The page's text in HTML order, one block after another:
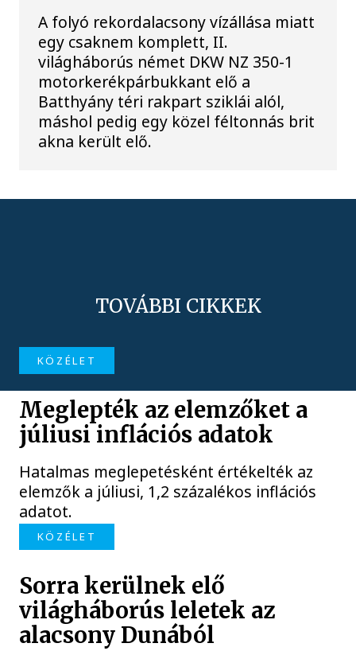
A folyó rekordalacsony vízállása miatt
egy csaknem komplett, II.
világháborús német DKW NZ 350-1
motorkerékpárbukkant elő a
Batthyány téri rakpart sziklái alól,
máshol pedig egy közel féltonnás brit
akna került elő.
TOVÁBBI CIKKEK
KÖZÉLET
Meglepték az elemzőket a
júliusi inflációs adatok
Hatalmas meglepetésként értékelték az
elemzők a júliusi, 1,2 százalékos inflációs
adatot.
KÖZÉLET
Sorra kerülnek elő
világháborús leletek az
alacsony Dunából